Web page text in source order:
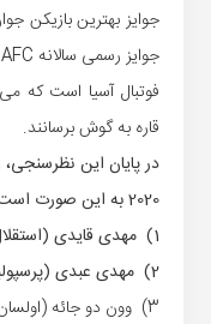
جوایز بهترین بازیکن
فوتبال آسیا است که
قاره به گوش برسانند.
در پایان این
2020 به این صورت است:
1) مهدی قایدی (استقلال / ایران) 24.40 درصد
2) مهدی عبدی (پرسپولیس / ایران) 21.37 درصد
3) وون دو جائه (اولسان هیوندای / کره جنوبی) 16.20 درصد